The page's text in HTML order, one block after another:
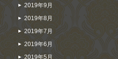
2019年9月
2019年8月
2019年7月
2019年6月
2019年5月